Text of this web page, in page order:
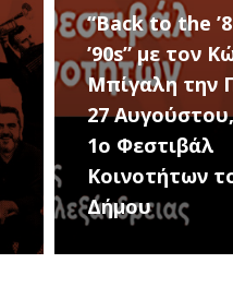
6 – 12
2026 – Σαν
θερινού
βραβευμένες
και
εισιτήριο 2